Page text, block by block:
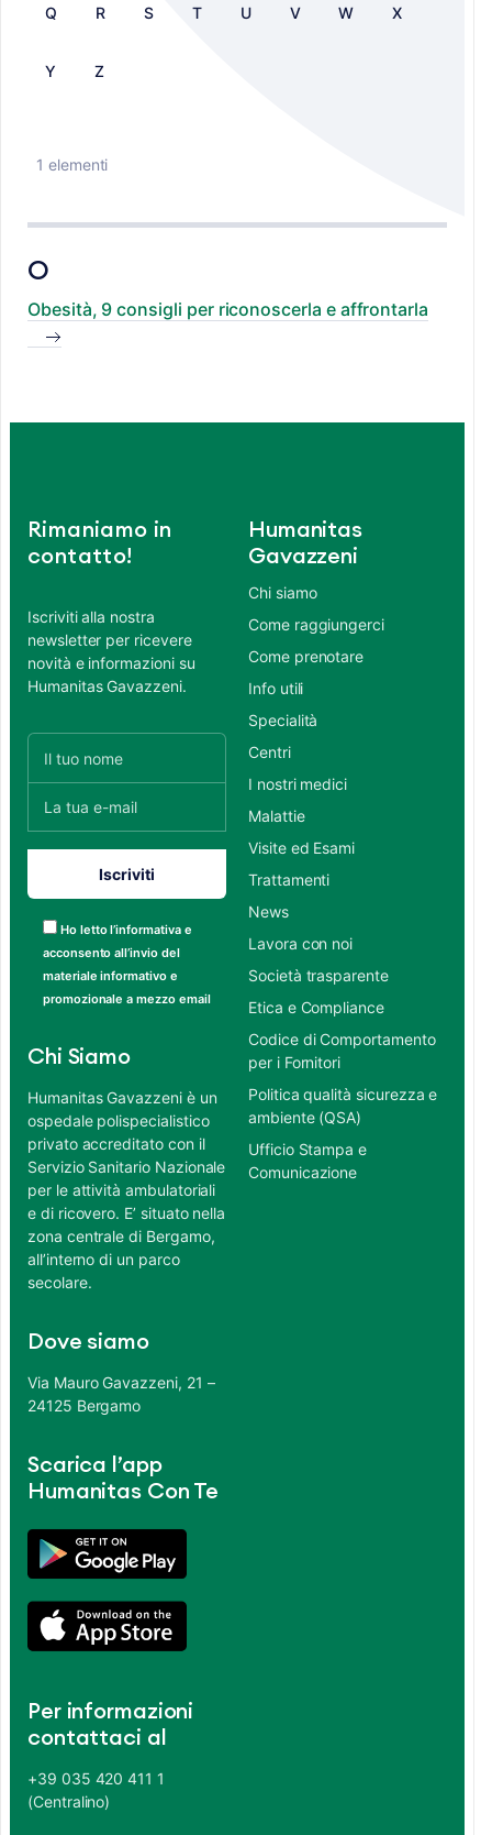
Q R S T U V W X
Y Z
1 elementi
O
Obesità, 9 consigli per riconoscerla e affrontarla
Rimaniamo in
contatto!
Iscriviti alla nostra
newsletter per ricevere
novità e informazioni su
Humanitas Gavazzeni.
Ho letto l’informativa e
acconsento all’invio del
materiale informativo e
promozionale a mezzo email
Chi Siamo
Humanitas Gavazzeni è un
ospedale polispecialistico
privato accreditato con il
Servizio Sanitario Nazionale
per le attività ambulatoriali
e di ricovero. E’ situato nella
zona centrale di Bergamo,
all’interno di un parco
secolare.
Dove siamo
Via Mauro Gavazzeni, 21 –
24125 Bergamo
Scarica l’app
Humanitas Con Te
Per informazioni
contattaci al
+39 035 420 411 1
(Centralino)
Humanitas
Gavazzeni
Chi siamo
Come raggiungerci
Come prenotare
Info utili
Specialità
Centri
I nostri medici
Malattie
Visite ed Esami
Trattamenti
News
Lavora con noi
Società trasparente
Etica e Compliance
Codice di Comportamento
per i Fornitori
Politica qualità sicurezza e
ambiente (QSA)
Ufficio Stampa e
Comunicazione